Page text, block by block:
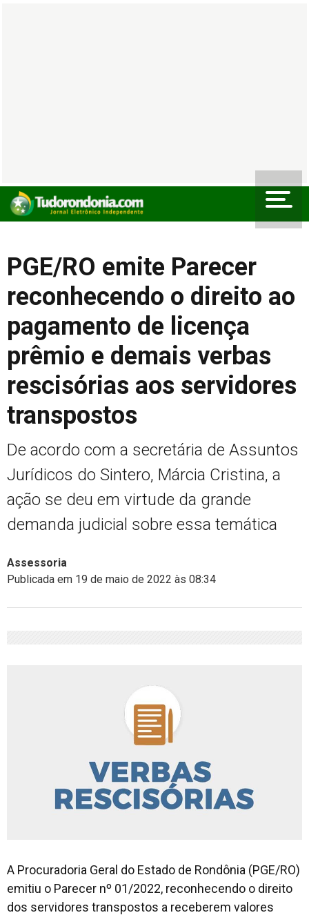
PGE/RO emite Parecer
reconhecendo o direito ao
pagamento de licença
prêmio e demais verbas
rescisórias aos servidores
transpostos
De acordo com a secretária de Assuntos
Jurídicos do Sintero, Márcia Cristina, a
ação se deu em virtude da grande
demanda judicial sobre essa temática
Assessoria
Publicada em 19 de maio de 2022 às 08:34
A Procuradoria Geral do Estado de Rondônia (PGE/RO)
emitiu o Parecer nº 01/2022, reconhecendo o direito
dos servidores transpostos a receberem valores